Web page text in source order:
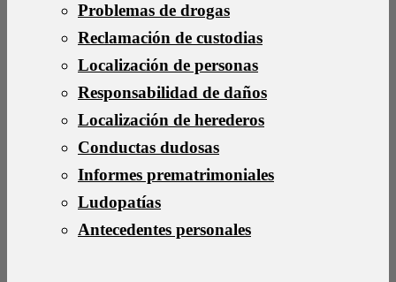
Problemas de drogas
Reclamación de custodias
Localización de personas
Responsabilidad de daños
Localización de herederos
Conductas dudosas
Informes prematrimoniales
Ludopatías
Antecedentes personales